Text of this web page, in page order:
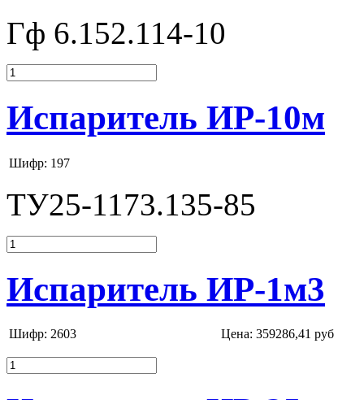
Гф 6.152.114-10
Испаритель ИР-10м
Шифр: 197
ТУ25-1173.135-85
Испаритель ИР-1м3
Шифр: 2603 Цена: 359286,41 руб